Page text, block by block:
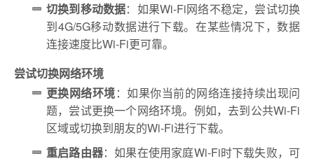
切换到移动数据：如果Wi-Fi网络不稳定，尝试切换
到4G/5G移动数据进行下载。在某些情况下，数据
连接速度比Wi-Fi更可靠。
尝试切换网络环境
更换网络环境：如果你当前的网络连接持续出现问
题，尝试更换一个网络环境。例如，去到公共Wi-Fi
区域或切换到朋友的Wi-Fi进行下载。
重启路由器：如果在使用家庭Wi-Fi时下载失败，可